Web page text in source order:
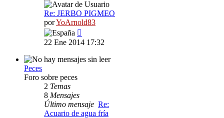
Re: JERBO PIGMEO
porYoArnold83
último
22 Ene 2014 17:32
Peces
Foro sobre peces
2 Temas
8 Mensajes
Último mensaje Re:
Acuario de agua fría